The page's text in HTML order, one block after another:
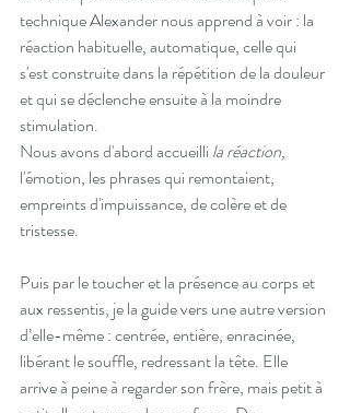
technique Alexander nous apprend à voir : la
réaction habituelle, automatique, celle qui
s'est construite dans la répétition de la douleur
et qui se déclenche ensuite à la moindre
stimulation.
Nous avons d'abord accueilli la réaction,
l'émotion, les phrases qui remontaient,
empreints d'impuissance, de colère et de
tristesse.
Puis par le toucher et la présence au corps et
aux ressentis, je la guide vers une autre version
d’elle-même : centrée, entière, enracinée,
libérant le souffle, redressant la tête. Elle
arrive à peine à regarder son frère, mais petit à